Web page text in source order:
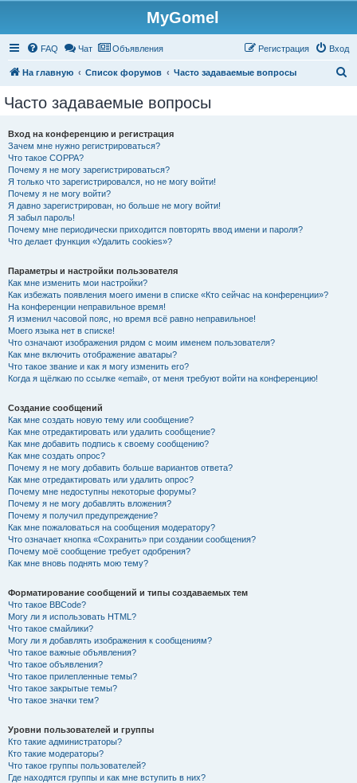
MyGomel
FAQ Чат Объявления Вход
Регистрация
На главную Список форумов Часто задаваемые вопросы
Часто задаваемые вопросы
Вход на конференцию и регистрация
Зачем мне нужно регистрироваться?
Что такое COPPA?
Почему я не могу зарегистрироваться?
Я только что зарегистрировался, но не могу войти!
Почему я не могу войти?
Я давно зарегистрирован, но больше не могу войти!
Я забыл пароль!
Почему мне периодически приходится повторять ввод имени и пароля?
Что делает функция «Удалить cookies»?
Параметры и настройки пользователя
Как мне изменить мои настройки?
Как избежать появления моего имени в списке «Кто сейчас на конференции»?
На конференции неправильное время!
Я изменил часовой пояс, но время всё равно неправильное!
Моего языка нет в списке!
Что означают изображения рядом с моим именем пользователя?
Как мне включить отображение аватары?
Что такое звание и как я могу изменить его?
Когда я щёлкаю по ссылке «email», от меня требуют войти на конференцию!
Создание сообщений
Как мне создать новую тему или сообщение?
Как мне отредактировать или удалить сообщение?
Как мне добавить подпись к своему сообщению?
Как мне создать опрос?
Почему я не могу добавить больше вариантов ответа?
Как мне отредактировать или удалить опрос?
Почему мне недоступны некоторые форумы?
Почему я не могу добавлять вложения?
Почему я получил предупреждение?
Как мне пожаловаться на сообщения модератору?
Что означает кнопка «Сохранить» при создании сообщения?
Почему моё сообщение требует одобрения?
Как мне вновь поднять мою тему?
Форматирование сообщений и типы создаваемых тем
Что такое BBCode?
Могу ли я использовать HTML?
Что такое смайлики?
Могу ли я добавлять изображения к сообщениям?
Что такое важные объявления?
Что такое объявления?
Что такое прилепленные темы?
Что такое закрытые темы?
Что такое значки тем?
Уровни пользователей и группы
Кто такие администраторы?
Кто такие модераторы?
Что такое группы пользователей?
Где находятся группы и как мне вступить в них?